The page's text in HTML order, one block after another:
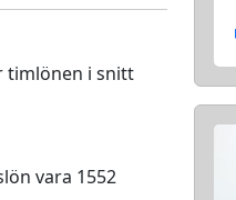
timlönen i snitt
vara 1552